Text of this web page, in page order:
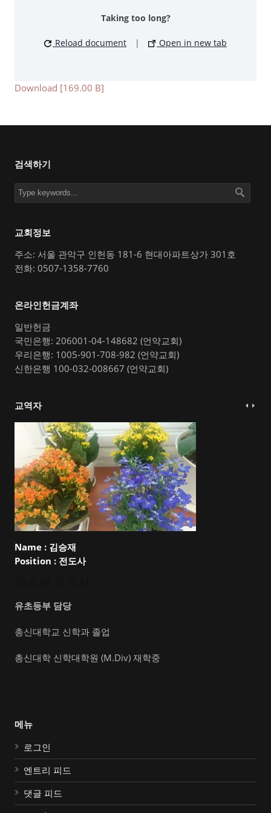
Taking too long?
Reload document | Open in new tab
Download [169.00 B]
검색하기
교회정보
주소: 서울 관악구 인헌동 181-6 현대아파트상가 301호
전화: 0507-1358-7760
온라인헌금계좌
일반헌금
국민은행: 206001-04-148682 (언약교회)
우리은행: 1005-901-708-982 (언약교회)
신한은행 100-032-008667 (언약교회)
교역자
Name : 김승재
Position : 전도사
유초등부 담당
총신대학교 신학과 졸업
총신대학 신학대학원 (M.Div) 재학중
메뉴
로그인
엔트리 피드
댓글 피드